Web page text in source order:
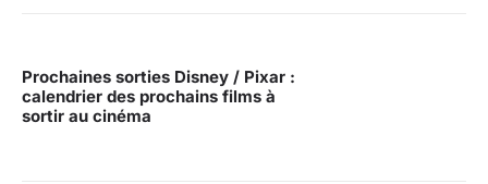
Prochaines sorties Disney / Pixar :
calendrier des prochains films à
sortir au cinéma